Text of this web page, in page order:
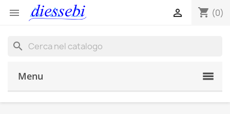
 shopping_cart (0)

search
Menu